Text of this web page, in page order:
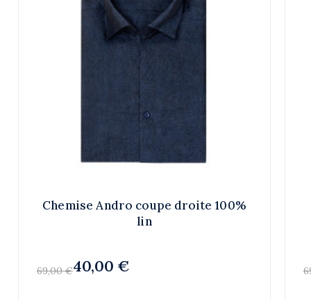
Chemise Andro coupe droite 100%
lin
69,00 €40,00 €